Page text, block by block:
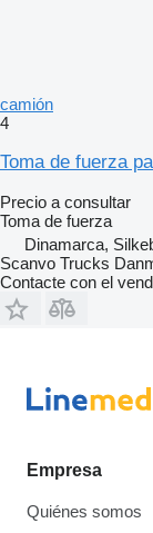
camión
4
Toma de fuerza
Precio a consultar
Toma de fuerza
Dinamarca,
Scanvo Trucks
Contacte con el
Empresa
Quiénes somos